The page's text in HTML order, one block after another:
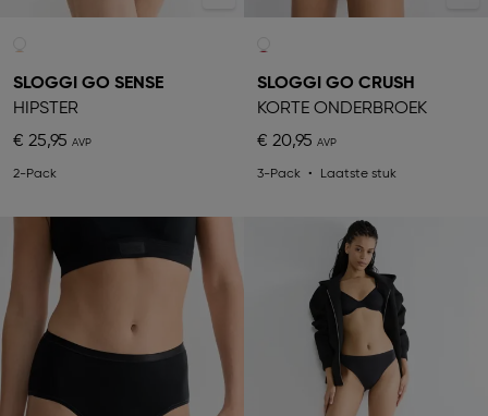
SLOGGI GO SENSE
HIPSTER
€ 25,95
2-Pack
SLOGGI GO CRUSH
KORTE ONDERBROEK
€ 20,95
3-Pack Laatste stuk